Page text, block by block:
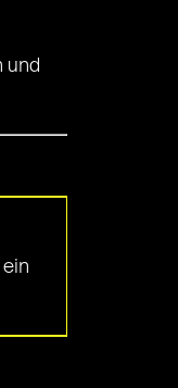
und